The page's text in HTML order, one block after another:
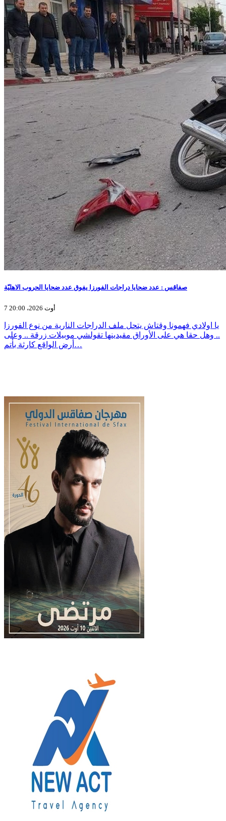
صفاقس : عدد ضحايا دراجات الفورزا يفوق عدد ضحايا الحروب الاهليّة
7 أوت 2026، 20:00
يا اولادي فهمونا وقتاش يتحل ملف الدراجات النارية من نوع الفورزا
.. وهل حقا هي على الأوراق مقيدينها تقولشي موبيلات زرقة .. وعلى
أرض الواقع كارثة بأتم…